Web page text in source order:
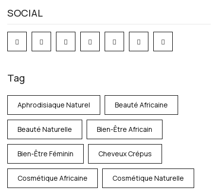
SOCIAL
Tag
Aphrodisiaque Naturel Beauté Africaine
Beauté Naturelle Bien-Être Africain
Bien-Être Féminin Cheveux Crépus
Cosmétique Africaine Cosmétique Naturelle